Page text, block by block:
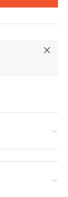
Chiudi